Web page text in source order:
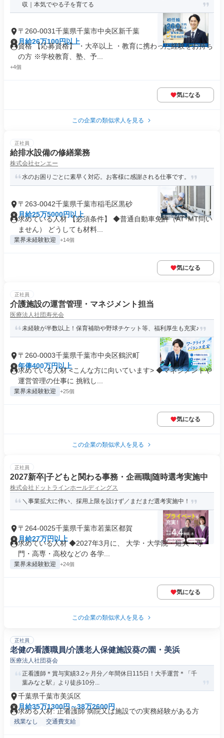
収｜本気でやる子を育てる
〒260-0031千葉県千葉市中央区新千葉
月給26万100円以上
資格 【応募資格】 ・大卒以上 ・教育に携わった経験をお持ち
の方 ※学校教育、塾、予...
+4個
気になる
この企業の類似求人を見る
正社員
給排水設備の修繕業務
株式会社センエー
水のお困りごとに素早く対応。お客様に感謝される仕事です。
〒263-0042千葉県千葉市稲毛区黒砂
月給25万5000円以上
求めている人材 【必須条件】 ◆普通自動車免許（AT･MT問い
ません） どうしても材料...
業界未経験歓迎 +14個
気になる
正社員
介護施設の運営管理・マネジメント担当
医療法人社団寿光会
未経験が半数以上！保育補助や野球チケット等、福利厚生も充実♪
〒260-0003千葉県千葉市中央区鶴沢町
年俸400万円以上
求めている人材 <こんな方に向いています> ◆マネジメントや
運営管理の仕事に 挑戦し...
業界未経験歓迎 +25個
気になる
この企業の類似求人を見る
正社員
2027新卒|子どもと関わる事務・企画職|随時選考実施中
株式会社ドットラインホールディングス
＼事業拡大に伴い、採用上限を設けず／まだまだ選考実施中！
〒264-0025千葉県千葉市若葉区都賀
月給27万円以上
求めている人材 ◆2027年3月に、 大学・大学院・短大・専
門・高専・高校などの 各学...
業界未経験歓迎 +24個
気になる
この企業の類似求人を見る
正社員
老健の看護職員/介護老人保健施設葵の園・美浜
医療法人社団葵会
正看護師＊賞与実績3.2ヶ月分／年間休日115日！大手運営＊「千
葉みなと駅」より徒歩10分...
千葉県千葉市美浜区
月給35万1300円～38万2600円
求める人材: 正看護師 病院又は施設での実務経験がある方
残業なし 交通費支給